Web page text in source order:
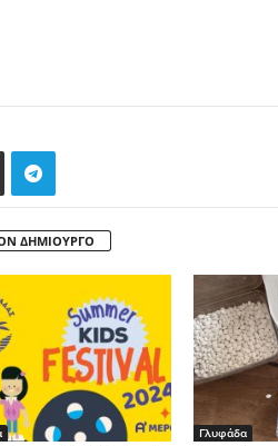
ΔΗΜΙΟΥΡΓΟ
Γλυφάδα